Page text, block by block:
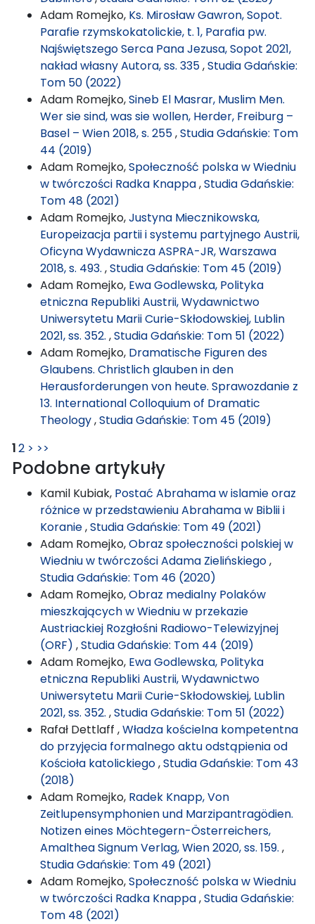
Adam Romejko, Ks. Mirosław Gawron, Sopot.
Parafie rzymskokatolickie, t. 1, Parafia pw.
Najświętszego Serca Pana Jezusa, Sopot 2021,
nakład własny Autora, ss. 335,Studia Gdańskie:
Tom 50 (2022)
Adam Romejko,Sineb El Masrar, Muslim Men.
Wer sie sind, was sie wollen, Herder, Freiburg –
Basel – Wien 2018, s. 255,Studia Gdańskie: Tom
44 (2019)
Adam Romejko,Społeczność polska w Wiedniu
w twórczości Radka Knappa,Studia Gdańskie:
Tom 48 (2021)
Adam Romejko,Justyna Miecznikowska,
Europeizacja partii i systemu partyjnego Austrii,
Oficyna Wydawnicza ASPRA-JR, Warszawa
2018, s. 493. ,Studia Gdańskie: Tom 45 (2019)
Adam Romejko, Ewa Godlewska, Polityka
etniczna Republiki Austrii, Wydawnictwo
Uniwersytetu Marii Curie-Skłodowskiej, Lublin
2021, ss. 352. ,Studia Gdańskie: Tom 51 (2022)
Adam Romejko, Dramatische Figuren des
Glaubens. Christlich glauben in den
Herausforderungen von heute. Sprawozdanie z
13. International Colloquium of Dramatic
Theology,Studia Gdańskie: Tom 45 (2019)
12 > >>
Podobne artykuły
Kamil Kubiak, Postać Abrahama w islamie oraz
różnice w przedstawieniu Abrahama w Biblii i
Koranie,Studia Gdańskie: Tom 49 (2021)
Adam Romejko,Obraz społeczności polskiej w
Wiedniu w twórczości Adama Zielińskiego,
Studia Gdańskie: Tom 46 (2020)
Adam Romejko,Obraz medialny Polaków
mieszkających w Wiedniu w przekazie
Austriackiej Rozgłośni Radiowo-Telewizyjnej
(ORF) ,Studia Gdańskie: Tom 44 (2019)
Adam Romejko, Ewa Godlewska, Polityka
etniczna Republiki Austrii, Wydawnictwo
Uniwersytetu Marii Curie-Skłodowskiej, Lublin
2021, ss. 352. ,Studia Gdańskie: Tom 51 (2022)
Rafał Dettlaff ,Władza kościelna kompetentna
do przyjęcia formalnego aktu odstąpienia od
Kościoła katolickiego,Studia Gdańskie: Tom 43
(2018)
Adam Romejko, Radek Knapp, Von
Zeitlupensymphonien und Marzipantragödien.
Notizen eines Möchtegern-Österreichers,
Amalthea Signum Verlag, Wien 2020, ss. 159. ,
Studia Gdańskie: Tom 49 (2021)
Adam Romejko,Społeczność polska w Wiedniu
w twórczości Radka Knappa,Studia Gdańskie:
Tom 48 (2021)